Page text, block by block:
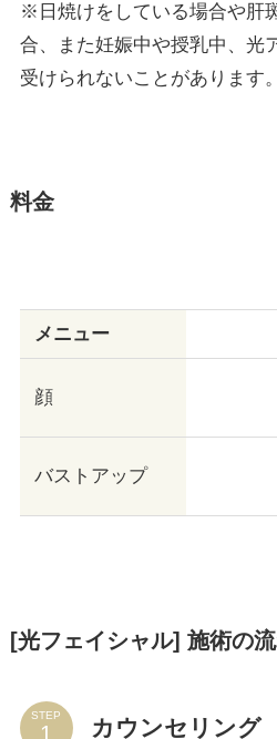
※日焼けをしている場合や肝
合、また妊娠中や授乳中、光
受けられないことがあります。
料金
メニュー
顔
バストアップ
[光フェイシャル] 施術の
STEP カウンセリング